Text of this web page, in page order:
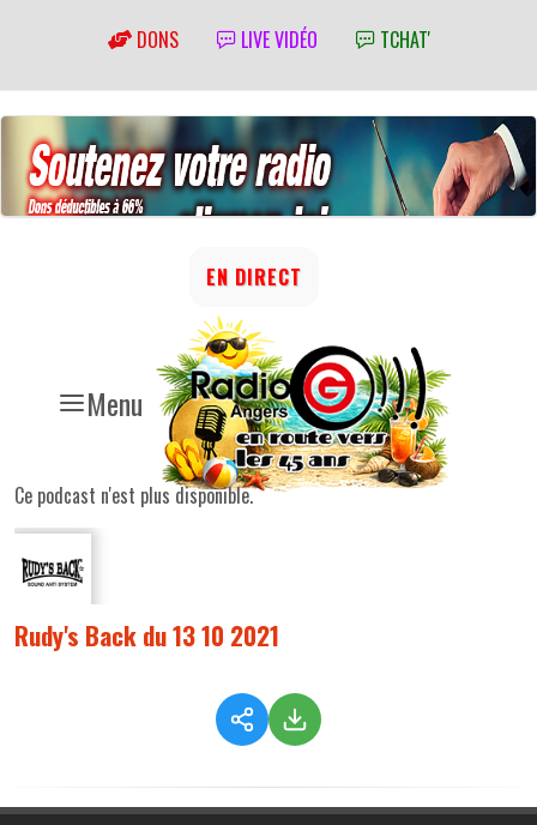
DONS LIVE VIDÉO TCHAT'
Menu
EN DIRECT
Ce podcast n'est plus disponible.
Rudy's Back du 13 10 2021